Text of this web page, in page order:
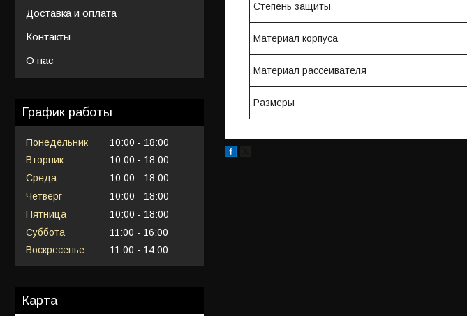
Степень защиты
Материал корпуса
Материал рассеивателя
Размеры
Доставка и оплата
Контакты
О нас
График работы
Понедельник 10:00
18:00
Вторник
10:00
18:00
Среда
10:00
18:00
Четверг
10:00
18:00
Пятница
10:00
18:00
Суббота
11:00
16:00
Воскресенье
11:00 14:00
Карта